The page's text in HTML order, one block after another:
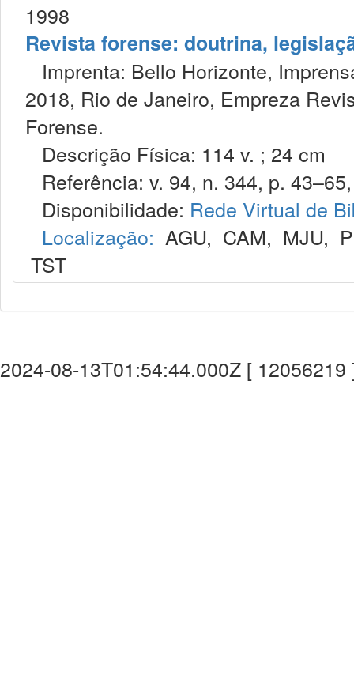
1998
Revista forense: doutrina,
Imprenta: Bello Horizonte,
2018, Rio de Janeiro, Empreza
Forense.
Descrição Física: 114 v. ; 24 cm
Referência: v. 94, n. 344, p.
Disponibilidade: Rede Virtual de
Localização: AGU, CAM, MJU,
TST
2024-08-13T01:54:44.000Z [ 12056219